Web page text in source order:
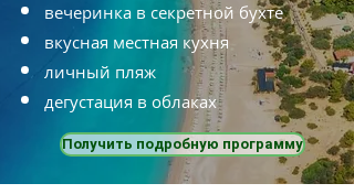
вечеринка в секретной бухте
вкусная местная кухня
личный пляж
дегустация в облаках
Получить подробную программу